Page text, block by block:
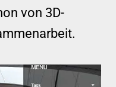
von 3D-